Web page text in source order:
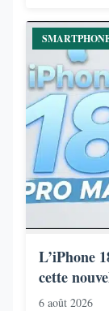
L’iPhone
cette
6 août 2026